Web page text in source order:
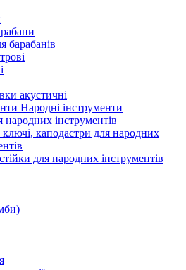
барабанів
акустичні
Народні інструменти
народних інструментів
каподастри для народних
для народних інструментів